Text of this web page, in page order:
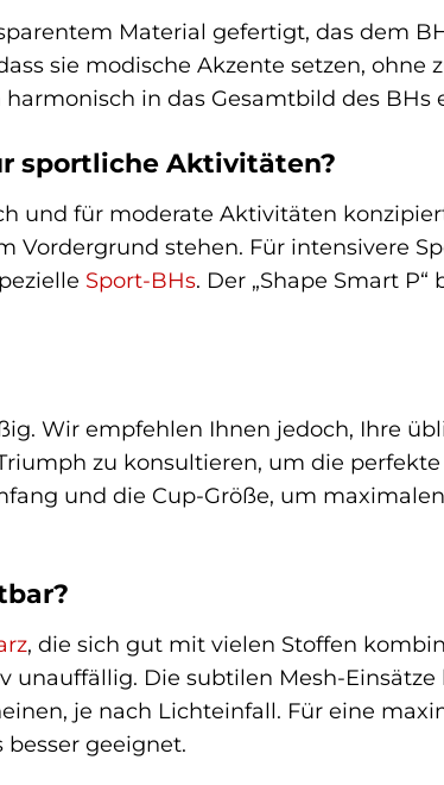
Material gefertigt, das dem
sie modische Akzente setzen, ohne
in das Gesamtbild des BHs
sportliche Aktivitäten?
und für moderate Aktivitäten
stehen. Für intensivere
Sport-BHs. Der „Shape Smart
Wir empfehlen Ihnen jedoch, Ihre
zu konsultieren, um die
und die Cup-Größe, um
, die sich gut mit vielen Stoffen
Die subtilen Mesh-
je nach Lichteinfall. Für eine
geeignet.